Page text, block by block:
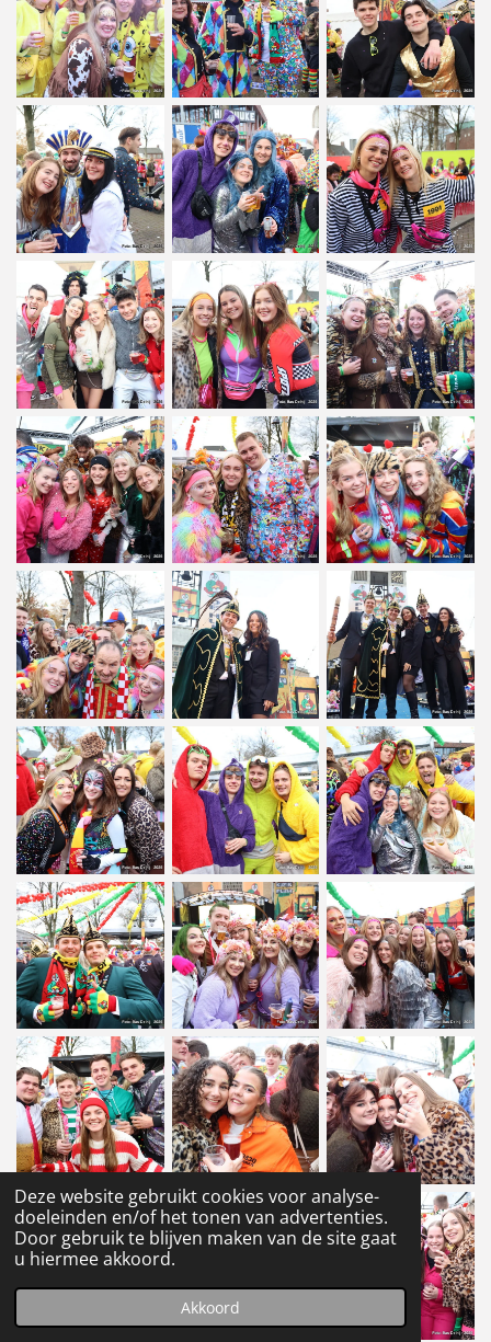
Deze website gebruikt cookies voor analyse-
doeleinden en/of het tonen van advertenties.
Door gebruik te blijven maken van de site gaat
u hiermee akkoord.
Akkoord